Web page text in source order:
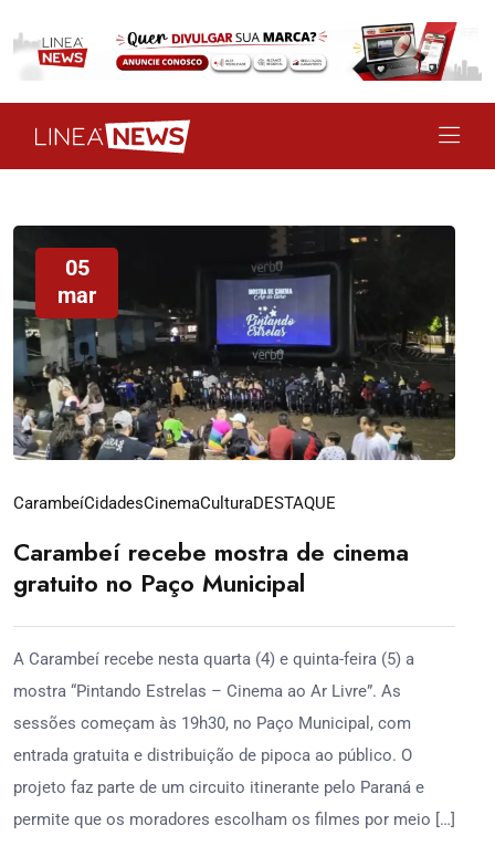
05
mar
CarambeíCidadesCinemaCulturaDESTAQUE
Carambeí recebe mostra de cinema
gratuito no Paço Municipal
A Carambeí recebe nesta quarta (4) e quinta-feira (5) a
mostra “Pintando Estrelas – Cinema ao Ar Livre”. As
sessões começam às 19h30, no Paço Municipal, com
entrada gratuita e distribuição de pipoca ao público. O
projeto faz parte de um circuito itinerante pelo Paraná e
permite que os moradores escolham os filmes por meio […]